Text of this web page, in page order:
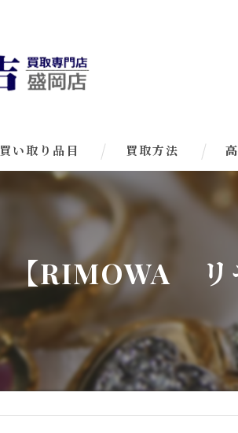
買い取り品目 買取方法
【RIMOWA リ